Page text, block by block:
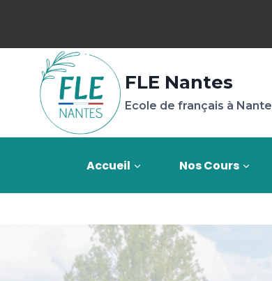
FLE Nantes
Ecole de français à
Accueil Nos Cours